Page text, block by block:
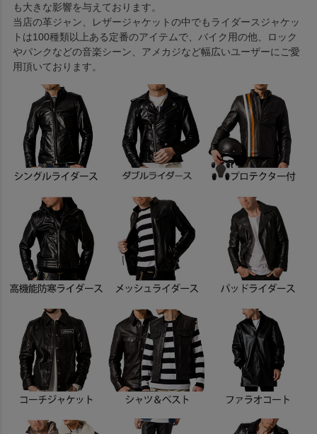
も大きな影響を与えております。
当店の革ジャン、レザージャケットの中でもライダースジャケッ
トは100種類以上ある定番のアイテムで、バイク用の他、ロック
やパンクなどの音楽シーン、アメカジなど幅広いユーザーにご愛
用頂いております。